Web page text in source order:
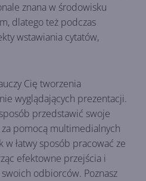
znana w środowisku
dlatego też podczas
wstawiania cytatów,
Cię tworzenia
wyglądających prezentacji.
przedstawić swoje
pomocą multimedialnych
w łatwy sposób pracować ze
efektowne przejścia i
odbiorców. Poznasz